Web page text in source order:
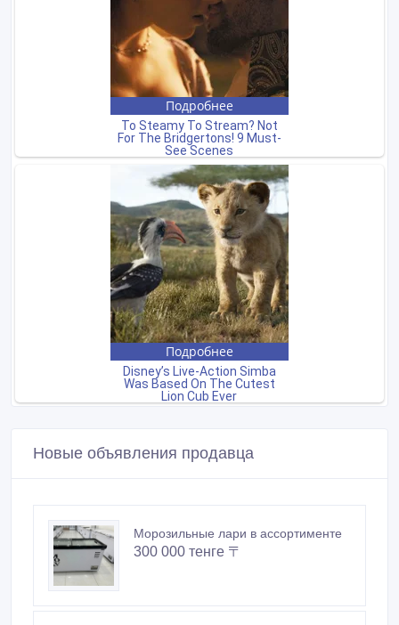
Новые объявления продавца
Морозильные лари в ассортименте
300 000 тенге 〒